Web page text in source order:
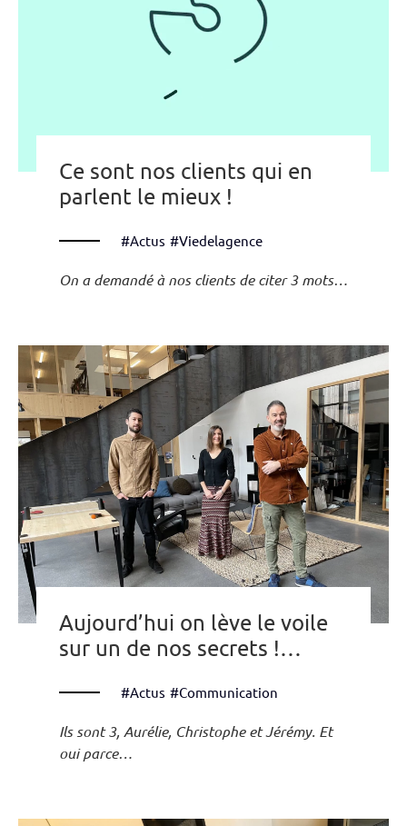
Ce sont nos clients qui en
parlent le mieux !
#Actus #Viedelagence
On a demandé à nos clients de citer 3 mots…
Aujourd’hui on lève le voile
sur un de nos secrets !…
#Actus #Communication
Ils sont 3, Aurélie, Christophe et Jérémy. Et
oui parce…